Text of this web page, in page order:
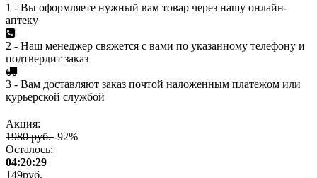
1 - Вы оформляете нужный вам товар через нашу онлайн-
аптеку
2 - Наш менеджер свяжется с вами по указанному телефону и
подтвердит заказ
3 - Вам доставляют заказ почтой наложенным платежом или
курьерской службой
Акция:
1980 руб.-92%
Осталось:
04:20:29
149руб.